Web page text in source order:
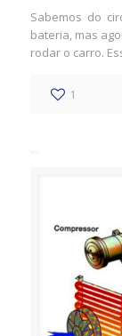
Sabemos do
bateria, mas
rodar o carro.
1